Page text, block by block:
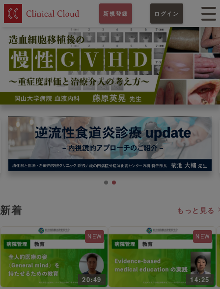
新規登録 ログイン
新着 もっと見る
20:49
NEW
14:25
NEW